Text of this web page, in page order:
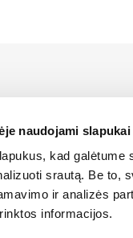
naudojami slapukai
kad
srautą. Be to,
ir analizės
informacijos.
risinājumu izplatīšanu
SĪKDATŅU IZMANTOŠANA